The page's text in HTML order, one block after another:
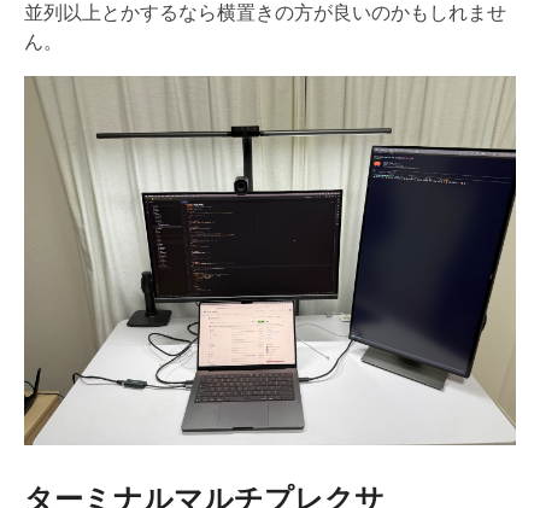
並列以上とかするなら横置きの方が良いのかもしれませ
ん。
ターミナルマルチプレクサ